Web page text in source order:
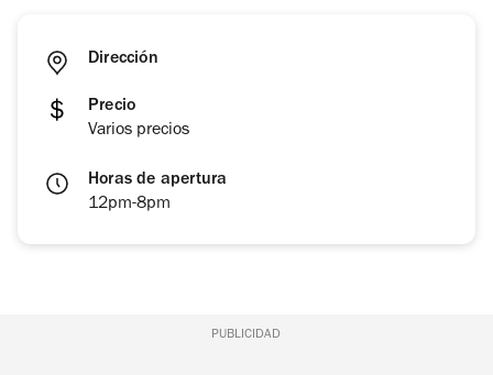
Dirección
Precio
Varios precios
Horas de apertura
12pm-8pm
PUBLICIDAD